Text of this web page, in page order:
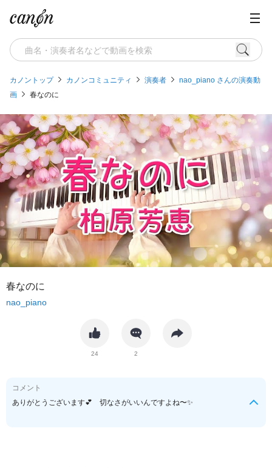
カノントップ カノンコミュニティ 演奏者
nao_piano さんの演奏動
画
春なのに
春なのに
nao_piano
24 2
コメント
ありがとうございます💕 切なさがいいんですよね〜✨